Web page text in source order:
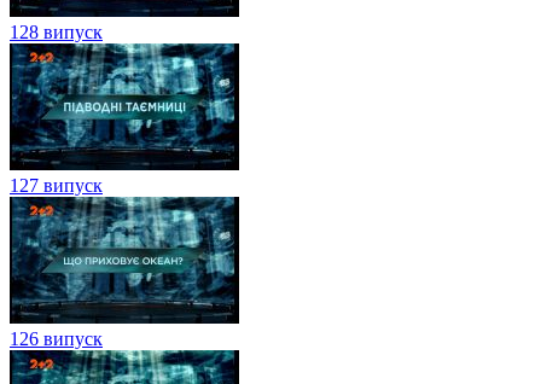
128 випуск
127 випуск
126 випуск